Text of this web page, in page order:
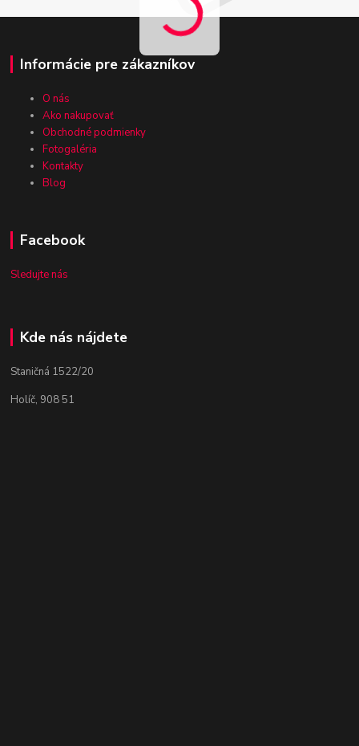
Informácie pre zákazníkov
O nás
Ako nakupovať
Obchodné podmienky
Fotogaléria
Kontakty
Blog
Facebook
Sledujte nás
Kde nás nájdete
Staničná 1522/20
Holíč, 908 51